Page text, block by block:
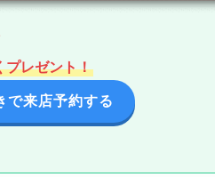
プレゼント！
で来店予約する